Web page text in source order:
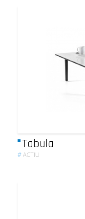
Tabula
#ACTIU